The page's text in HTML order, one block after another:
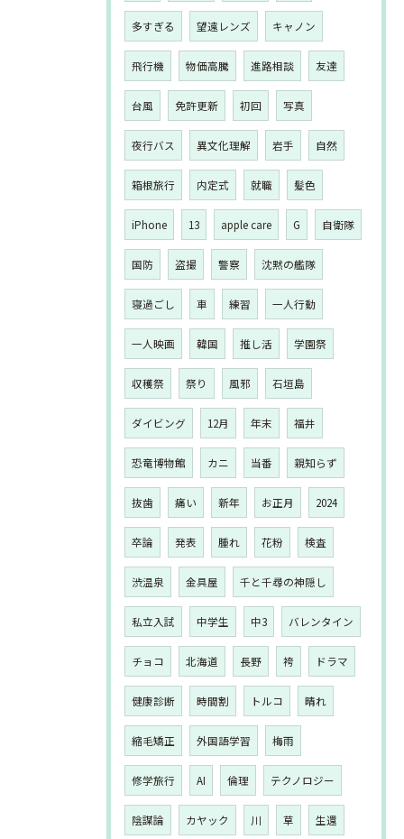
多すぎる 望遠レンズ キャノン
飛行機 物価高騰 進路相談 友達
台風 免許更新 初回 写真
夜行バス 異文化理解 岩手 自然
箱根旅行 内定式 就職 髪色
iPhone 13 apple care G 自衛隊
国防 盗撮 警察 沈黙の艦隊
寝過ごし 車 練習 一人行動
一人映画 韓国 推し活 学園祭
収穫祭 祭り 風邪 石垣島
ダイビング 12月 年末 福井
恐竜博物館 カニ 当番 親知らず
抜歯 痛い 新年 お正月 2024
卒論 発表 腫れ 花粉 検査
渋温泉 金具屋 千と千尋の神隠し
私立入試 中学生 中3 バレンタイン
チョコ 北海道 長野 袴 ドラマ
健康診断 時間割 トルコ 晴れ
縮毛矯正 外国語学習 梅雨
修学旅行 AI 倫理 テクノロジー
陰謀論 カヤック 川 草 生還